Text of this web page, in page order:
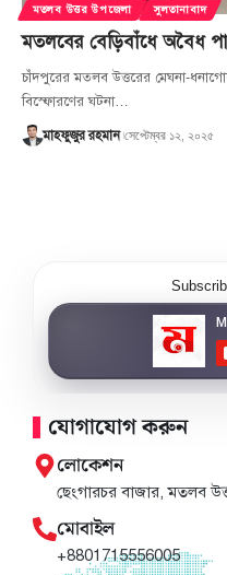
মতলব উত্তর উপজেলা সুলতানাবাদ
মতলবের বেড়িবাঁধে অবৈধ
চাঁদপুরের মতলব উত্তরের মেঘনা-
বিস্ফোরণের ঘটনা…
মাহফুজুর রহমান সেপ্টেম্বর ১২, ২০২৫
যোগাযোগ করুন
লোকেশন
ছেংগারচর বাজার, মতলব
মোবাইল
+8801715556005